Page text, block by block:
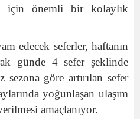
için önemli bir kolaylık
edecek seferler, haftanın
günde 4 sefer şeklinde
sezona göre artırılan sefer
yoğunlaşan ulaşım
amaçlanıyor.